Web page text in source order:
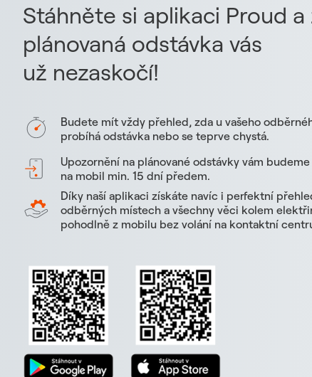
Stáhněte si aplikaci Proud a
plánovaná odstávka vás
už nezaskočí!
Budete mít vždy přehled, zda u vašeho
probíhá odstávka nebo se teprve chystá.
Upozornění na plánované odstávky vám
na mobil min. 15 dní předem.
Díky naší aplikaci získáte navíc i perfektní
odběrných místech a všechny věci kolem
pohodlně z mobilu bez volání na kontaktní